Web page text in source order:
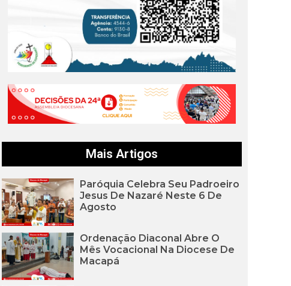
Mais Artigos
Paróquia Celebra Seu Padroeiro
Jesus De Nazaré Neste 6 De
Agosto
Ordenação Diaconal Abre O
Mês Vocacional Na Diocese De
Macapá